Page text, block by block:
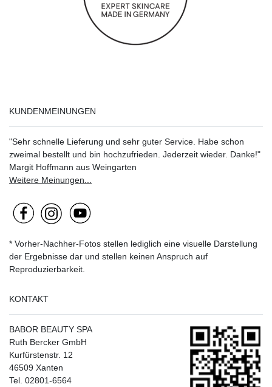
KUNDENMEINUNGEN
"Sehr schnelle Lieferung und sehr guter Service. Habe schon
zweimal bestellt und bin hochzufrieden. Jederzeit wieder. Danke!"
Margit Hoffmann aus Weingarten
Weitere Meinungen...
* Vorher-Nachher-Fotos stellen lediglich eine visuelle Darstellung
der Ergebnisse dar und stellen keinen Anspruch auf
Reproduzierbarkeit.
KONTAKT
BABOR BEAUTY SPA
Ruth Bercker GmbH
Kurfürstenstr. 12
46509 Xanten
Tel. 02801-6564